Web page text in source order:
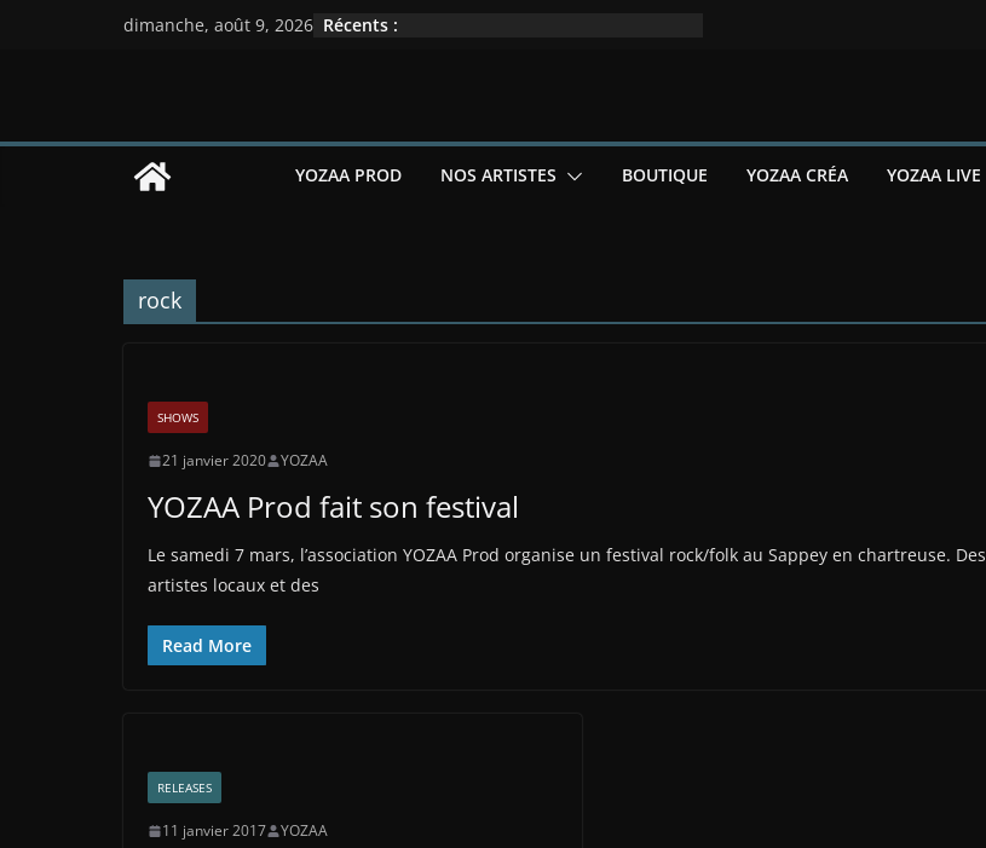
dimanche, août 9, 2026 Récents :
YOZAA PROD NOS ARTISTES BOUTIQUE YOZAA CRÉA YOZAA LIVE
rock
SHOWS
21 janvier 2020 YOZAA
YOZAA Prod fait son festival
Le samedi 7 mars, l’association YOZAA Prod organise un festival rock/folk au Sappey en chartreuse. Des
artistes locaux et des
Read More
RELEASES
11 janvier 2017 YOZAA